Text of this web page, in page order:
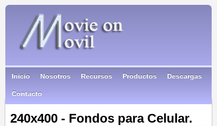
Inicio Nosotros Recursos Productos Descargas
Contacto
240x400 - Fondos para Celular.